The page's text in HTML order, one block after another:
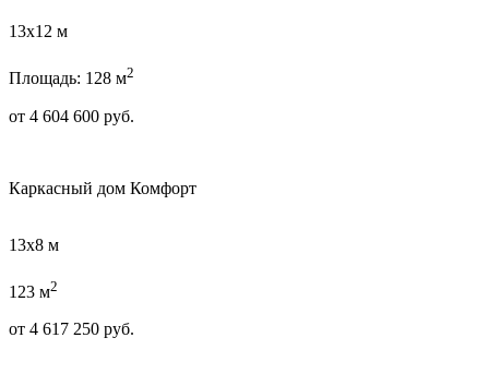
13х12 м
Площадь: 128 м2
от 4 604 600 руб.
Каркасный дом Комфорт
13х8 м
123 м2
от 4 617 250 руб.